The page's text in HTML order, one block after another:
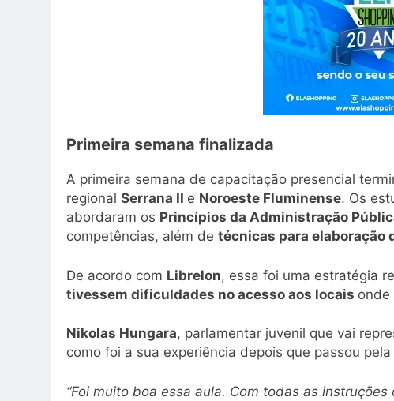
Primeira semana finalizada
A primeira semana de capacitação presencial
regional Serrana II e Noroeste Fluminense. Os
abordaram os Princípios da Administração
competências, além de técnicas para elaboração
De acordo com Librelon, essa foi uma estratégia
tivessem dificuldades no acesso aos locais onde
Nikolas Hungara, parlamentar juvenil que vai
como foi a sua experiência depois que passou
“Foi muito boa essa aula. Com todas as